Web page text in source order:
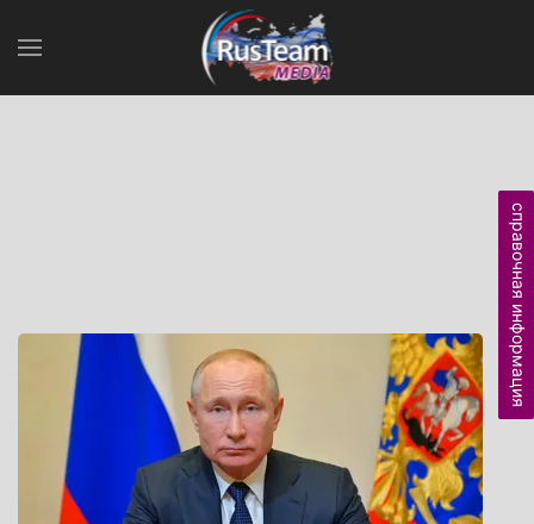
справочная информация